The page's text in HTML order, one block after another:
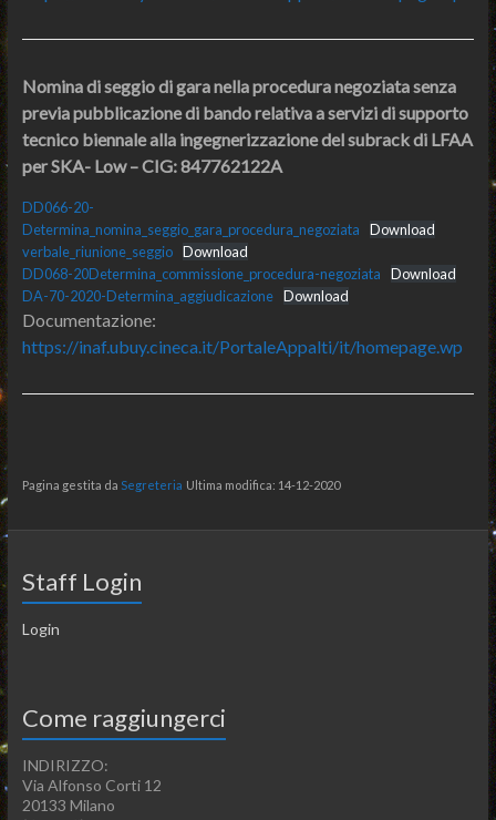
Nomina di seggio di gara nella procedura negoziata senza
previa pubblicazione di bando relativa a servizi di supporto
tecnico biennale alla ingegnerizzazione del subrack di LFAA
per SKA- Low – CIG: 847762122A
DD066-20-
Determina_nomina_seggio_gara_procedura_negoziata
Download
verbale_riunione_seggio Download
DD068-20Determina_commissione_procedura-negoziata
Download
DA-70-2020-Determina_aggiudicazione Download
Documentazione:
https://inaf.ubuy.cineca.it/PortaleAppalti/it/homepage.wp
Pagina gestita da Segreteria Ultima modifica: 14-12-2020
Staff Login
Login
Come raggiungerci
INDIRIZZO:
Via Alfonso Corti 12
20133 Milano